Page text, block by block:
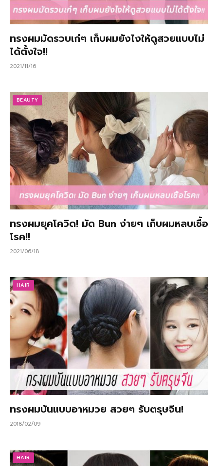
ทรงผมมัดรวบเก๋ๆ เก็บผมยังไงให้ดูสวยแบบไม่
ได้ตั้งใจ!!
2021/11/16
BEAUTY
ทรงผมยุคโควิด! มัด Bun ง่ายๆ เก็บผมหลบเชื้อ
โรค!!
2021/06/18
HAIR
ทรงผมบันแบบอาหมวย สวยๆ รับตรุษจีน!
2018/02/09
HAIR